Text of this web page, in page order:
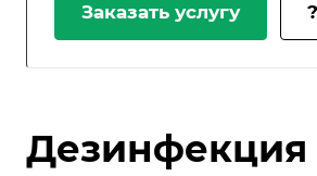
Заказать услугу ?
Дезинфекция